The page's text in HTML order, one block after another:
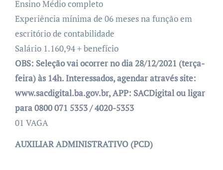
Ensino Médio completo
Experiência mínima de 06 meses na função em
escritório de contabilidade
Salário 1.160,94 + benefício
OBS: Seleção vai ocorrer no dia 28/12/2021 (terça-
feira) às 14h. Interessados, agendar através site:
www.sacdigital.ba.gov.br, APP: SACDigital ou ligar
para 0800 071 5353 / 4020-5353
01 VAGA
AUXILIAR ADMINISTRATIVO (PCD)